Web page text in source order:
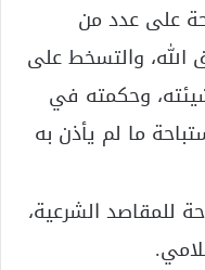
على عدد من
الله، والتسخط على
وحكمته في
ما لم يأذن به
للمقاصد الشرعية،